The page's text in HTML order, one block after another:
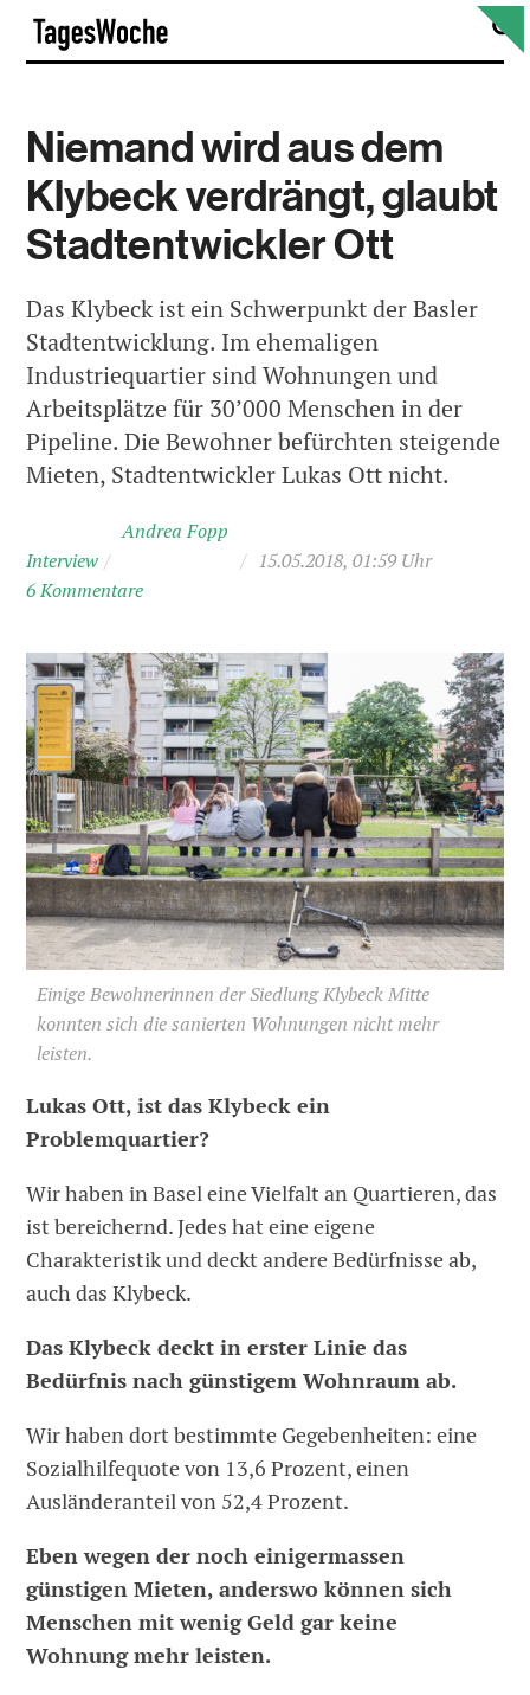
Skip
content
Niemand wird aus dem
Klybeck verdrängt, glaubt
Stadtentwickler Ott
Das Klybeck ist ein Schwerpunkt der Basler
Stadtentwicklung. Im ehemaligen
Industriequartier sind Wohnungen und
Arbeitsplätze für 30’000 Menschen in der
Pipeline. Die Bewohner befürchten steigende
Mieten, Stadtentwickler Lukas Ott nicht.
Interview /
Andrea Fopp
/ 15.05.2018, 01:59 Uhr
6 Kommentare
Einige Bewohnerinnen der Siedlung Klybeck Mitte
konnten sich die sanierten Wohnungen nicht mehr
leisten.
Lukas Ott, ist das Klybeck ein
Problemquartier?
Wir haben in Basel eine Vielfalt an Quartieren, das
ist bereichernd. Jedes hat eine eigene
Charakteristik und deckt andere Bedürfnisse ab,
auch das Klybeck.
Das Klybeck deckt in erster Linie das
Bedürfnis nach günstigem Wohnraum ab.
Wir haben dort bestimmte Gegebenheiten: eine
Sozialhilfequote von 13,6 Prozent, einen
Ausländeranteil von 52,4 Prozent.
Eben wegen der noch einigermassen
günstigen Mieten, anderswo können sich
Menschen mit wenig Geld gar keine
Wohnung mehr leisten.